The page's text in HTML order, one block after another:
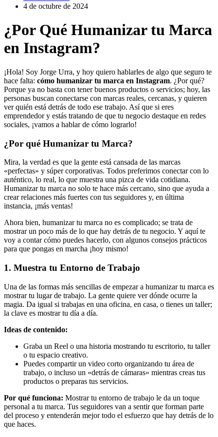
4 de octubre de 2024
¿Por Qué Humanizar tu Marca
en Instagram?
¡Hola! Soy Jorge Urra, y hoy quiero hablarles de algo que seguro te
hace falta: cómo humanizar tu marca en Instagram. ¿Por qué?
Porque ya no basta con tener buenos productos o servicios; hoy, las
personas buscan conectarse con marcas reales, cercanas, y quieren
ver quién está detrás de todo ese trabajo. Así que si eres
emprendedor y estás tratando de que tu negocio destaque en redes
sociales, ¡vamos a hablar de cómo lograrlo!
¿Por qué Humanizar tu Marca?
Mira, la verdad es que la gente está cansada de las marcas
«perfectas» y súper corporativas. Todos preferimos conectar con lo
auténtico, lo real, lo que muestra una pizca de vida cotidiana.
Humanizar tu marca no solo te hace más cercano, sino que ayuda a
crear relaciones más fuertes con tus seguidores y, en última
instancia, ¡más ventas!
Ahora bien, humanizar tu marca no es complicado; se trata de
mostrar un poco más de lo que hay detrás de tu negocio. Y aquí te
voy a contar cómo puedes hacerlo, con algunos consejos prácticos
para que pongas en marcha ¡hoy mismo!
1. Muestra tu Entorno de Trabajo
Una de las formas más sencillas de empezar a humanizar tu marca es
mostrar tu lugar de trabajo. La gente quiere ver dónde ocurre la
magia. Da igual si trabajas en una oficina, en casa, o tienes un taller;
la clave es mostrar tu día a día.
Ideas de contenido:
Graba un Reel o una historia mostrando tu escritorio, tu taller
o tu espacio creativo.
Puedes compartir un video corto organizando tu área de
trabajo, o incluso un «detrás de cámaras» mientras creas tus
productos o preparas tus servicios.
Por qué funciona: Mostrar tu entorno de trabajo le da un toque
personal a tu marca. Tus seguidores van a sentir que forman parte
del proceso y entenderán mejor todo el esfuerzo que hay detrás de lo
que haces.